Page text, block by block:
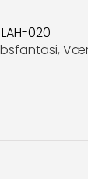
LAH-020
,